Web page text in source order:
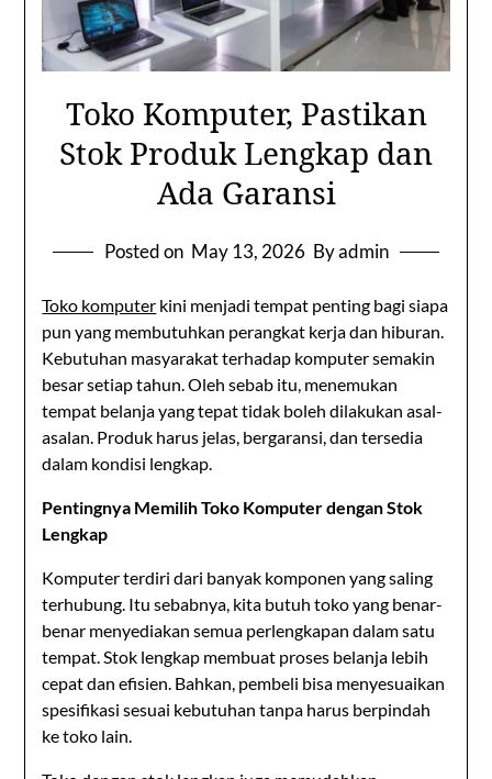
Toko Komputer, Pastikan
Stok Produk Lengkap dan
Ada Garansi
Posted on May 13, 2026 By admin
Toko komputer kini menjadi tempat penting bagi siapa
pun yang membutuhkan perangkat kerja dan hiburan.
Kebutuhan masyarakat terhadap komputer semakin
besar setiap tahun. Oleh sebab itu, menemukan
tempat belanja yang tepat tidak boleh dilakukan asal-
asalan. Produk harus jelas, bergaransi, dan tersedia
dalam kondisi lengkap.
Pentingnya Memilih Toko Komputer dengan Stok
Lengkap
Komputer terdiri dari banyak komponen yang saling
terhubung. Itu sebabnya, kita butuh toko yang benar-
benar menyediakan semua perlengkapan dalam satu
tempat. Stok lengkap membuat proses belanja lebih
cepat dan efisien. Bahkan, pembeli bisa menyesuaikan
spesifikasi sesuai kebutuhan tanpa harus berpindah
ke toko lain.